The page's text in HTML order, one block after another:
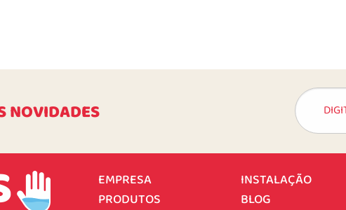
NOVIDADES
EMPRESA
PRODUTOS
INSTALAÇÃO
BLOG